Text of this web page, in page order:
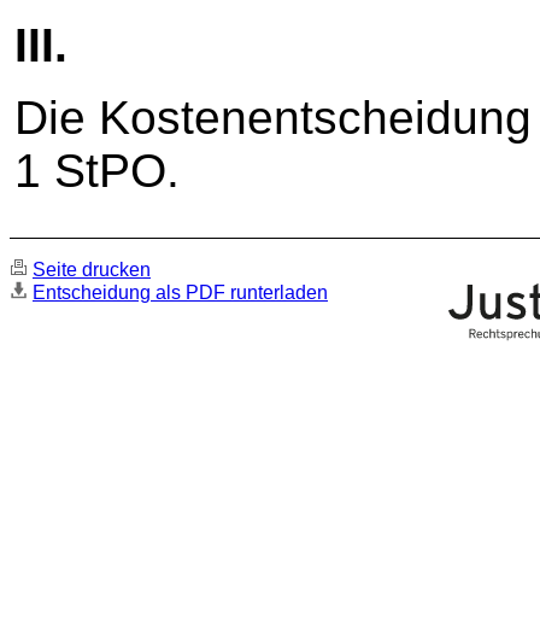
III.
Die
1 StPO.
Seite drucken
Entscheidung als PDF runterladen